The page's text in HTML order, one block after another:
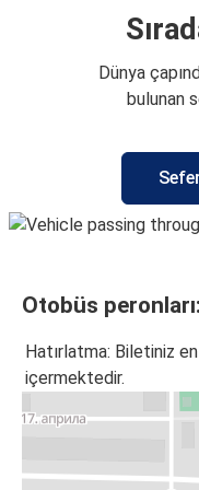
Dünya
bulunan
Otobüs
Hatırlatma: Biletiniz
içermektedir.